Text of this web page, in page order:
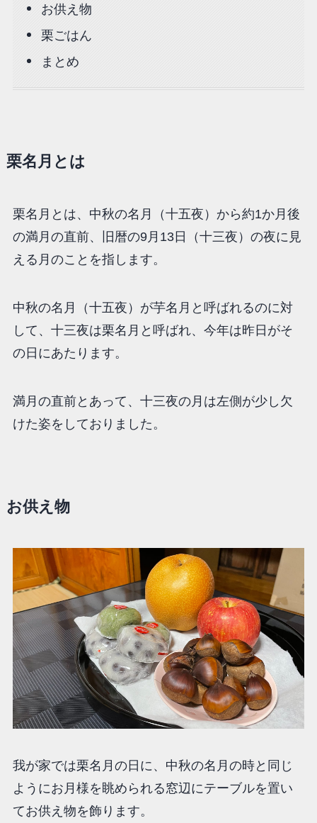
お供え物
栗ごはん
まとめ
栗名月とは
栗名月とは、中秋の名月（十五夜）から約1か月後
の満月の直前、旧暦の9月13日（十三夜）の夜に見
える月のことを指します。
中秋の名月（十五夜）が芋名月と呼ばれるのに対
して、十三夜は栗名月と呼ばれ、今年は昨日がそ
の日にあたります。
満月の直前とあって、十三夜の月は左側が少し欠
けた姿をしておりました。
お供え物
我が家では栗名月の日に、中秋の名月の時と同じ
ようにお月様を眺められる窓辺にテーブルを置い
てお供え物を飾ります。